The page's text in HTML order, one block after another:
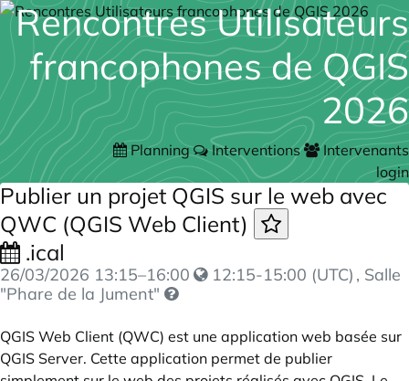
Rencontres Utilisateurs
francophones de QGIS
2026
Planning Interventions
Intervenants
login
Publier un projet QGIS sur le web avec
QWC (QGIS Web Client)
.ical
26/03/2026 13:15–16:00 12:15-15:00 (UTC) , Salle
"Phare de la Jument"
QGIS Web Client (QWC) est une application web basée sur
QGIS Server. Cette application permet de publier